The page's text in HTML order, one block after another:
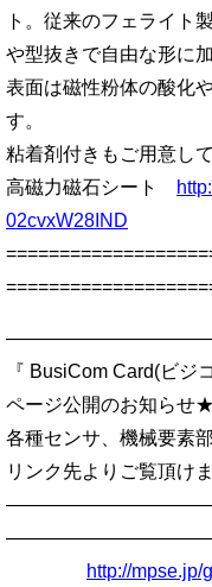
ト。従来のフェライト
や型抜きで自由な形に
表面は磁性粉体の酸化
す。
粘着剤付きもご用意して
高磁力磁石シート
02cvxW28IND
『 BusiCom Card(ビ
ページ公開のお知らせ★
各種センサ、機械要素
リンク先よりご覧頂けま
http://mpse.jp/